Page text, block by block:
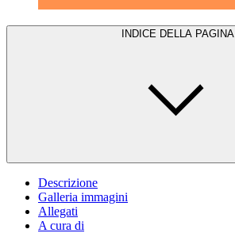
INDICE DELLA PAGINA
Descrizione
Galleria immagini
Allegati
A cura di